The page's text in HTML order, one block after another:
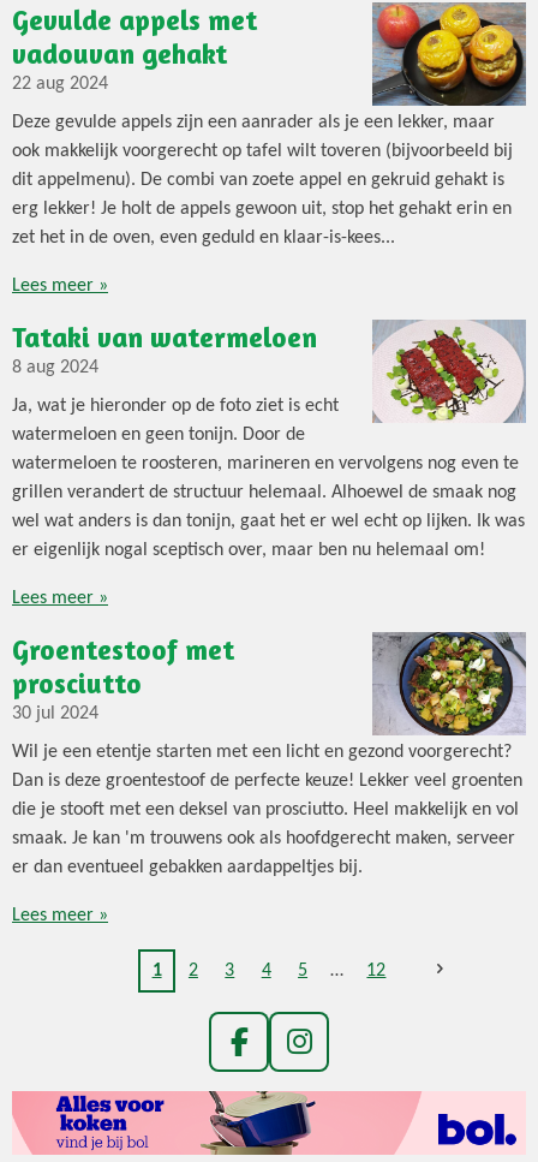
Gevulde appels met
vadouvan gehakt
22 aug 2024
Deze gevulde appels zijn een aanrader als je een lekker, maar
ook makkelijk voorgerecht op tafel wilt toveren (bijvoorbeeld bij
dit appelmenu). De combi van zoete appel en gekruid gehakt is
erg lekker! Je holt de appels gewoon uit, stop het gehakt erin en
zet het in de oven, even geduld en klaar-is-kees...
Lees meer »
Tataki van watermeloen
8 aug 2024
Ja, wat je hieronder op de foto ziet is echt
watermeloen en geen tonijn. Door de
watermeloen te roosteren, marineren en vervolgens nog even te
grillen verandert de structuur helemaal. Alhoewel de smaak nog
wel wat anders is dan tonijn, gaat het er wel echt op lijken. Ik was
er eigenlijk nogal sceptisch over, maar ben nu helemaal om!
Lees meer »
Groentestoof met
prosciutto
30 jul 2024
Wil je een etentje starten met een licht en gezond voorgerecht?
Dan is deze groentestoof de perfecte keuze! Lekker veel groenten
die je stooft met een deksel van prosciutto. Heel makkelijk en vol
smaak. Je kan 'm trouwens ook als hoofdgerecht maken, serveer
er dan eventueel gebakken aardappeltjes bij.
Lees meer »
1 2 3 4 5 12
F
c
e
I
s
t